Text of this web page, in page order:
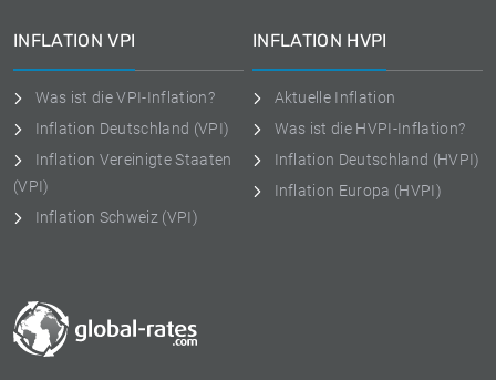
INFLATION VPI
Was ist die VPI-Inflation?
Inflation Deutschland (VPI)
Inflation Vereinigte Staaten
(VPI)
Inflation Schweiz (VPI)
INFLATION HVPI
Aktuelle Inflation
Was ist die HVPI-Inflation?
Inflation Deutschland (HVPI)
Inflation Europa (HVPI)